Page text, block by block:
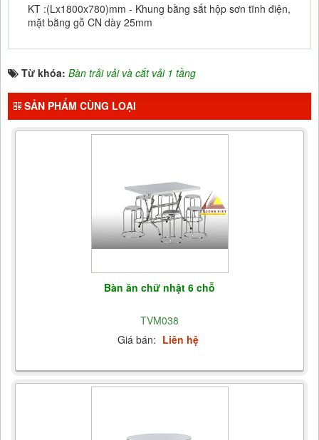
KT :(Lx1800x780)mm - Khung bằng sắt hộp sơn tĩnh điện,
mặt bằng gỗ CN dày 25mm
Từ khóa: Bàn trải vải và cắt vải 1 tầng
SẢN PHẨM CÙNG LOẠI
Bàn ăn chữ nhật 6 chỗ
TVM038
Giá bán: Liên hệ